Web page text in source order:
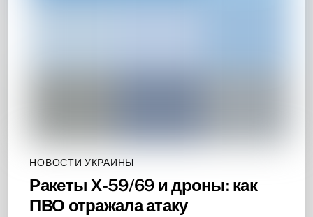
НОВОСТИ УКРАИНЫ
Ракеты Х-59/69 и дроны: как
ПВО отражала атаку